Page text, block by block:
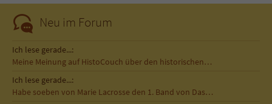
Neu im Forum
Ich lese gerade...:
Meine Meinung auf HistoCouch über den historischen…
Ich lese gerade...:
Habe soeben von Marie Lacrosse den 1. Band von Das…